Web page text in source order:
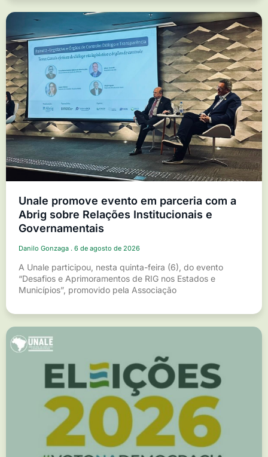
Unale promove evento em parceria com a
Abrig sobre Relações Institucionais e
Governamentais
Danilo Gonzaga 6 de agosto de 2026
A Unale participou, nesta quinta-feira (6), do evento
“Desafios e Aprimoramentos de RIG nos Estados e
Municípios”, promovido pela Associação